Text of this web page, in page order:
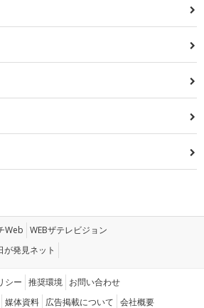
Web WEBザテレビジョン
が発見ネット
シー 推奨環境 お問い合わせ
媒体資料 広告掲載について 会社概要